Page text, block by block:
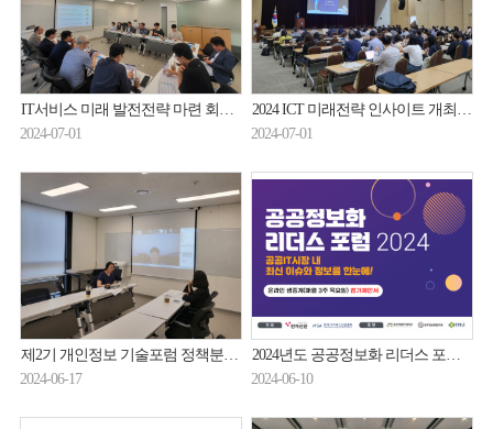
IT서비스 미래 발전전략 마련 회의 개최(24.6.25.)
2024-07-01
2024 ICT 미래전략 인사이트 개최(24.6.27.)
2024-07-01
제2기 개인정보 기술포럼 정책분과 분과위원회 개최(24.6.10.)
2024-06-17
2024년도 공공정보화 리더스 포럼(공공SW사업 발주자 온라인 세미나) 참여기업 모집(상시)
2024-06-10